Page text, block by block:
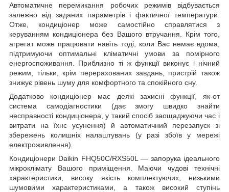
Автоматичне перемикання робочих режимів відбувається
залежно від заданих параметрів і фактичної температури.
Отже, кондиціонер може самостійно справлятися з
керуванням кондиціонера без Вашого втручання. Крім того,
агрегат може працювати навіть тоді, коли Вас немає вдома,
підтримуючи оптимальні кліматичні умови за помірного
енергоспоживання. Приблизно ті ж функції виконує і нічний
режим, тільки, крім перерахованих завдань, пристрій також
знижує рівень шуму для комфортного та спокійного сну.
Додатково кондиціонер має деякі захисні функції, як-от
система самодіагностики (дає змогу швидко знайти
несправності кондиціонера, у такий спосіб заощаджуючи час і
витрати на їхнє усунення) й автоматичний перезапуск зі
збережень колишніх налаштувань (у разі збоїв у мережі
електроживлення)
Кондиціонери Daikin FHQ50C/RXS50L — запорука ідеального
мікроклімату Вашого приміщення. Маючи чудові технічні
характеристики, високу якість комплектуючих, низькими
шумовими характеристиками, а також високий ступінь